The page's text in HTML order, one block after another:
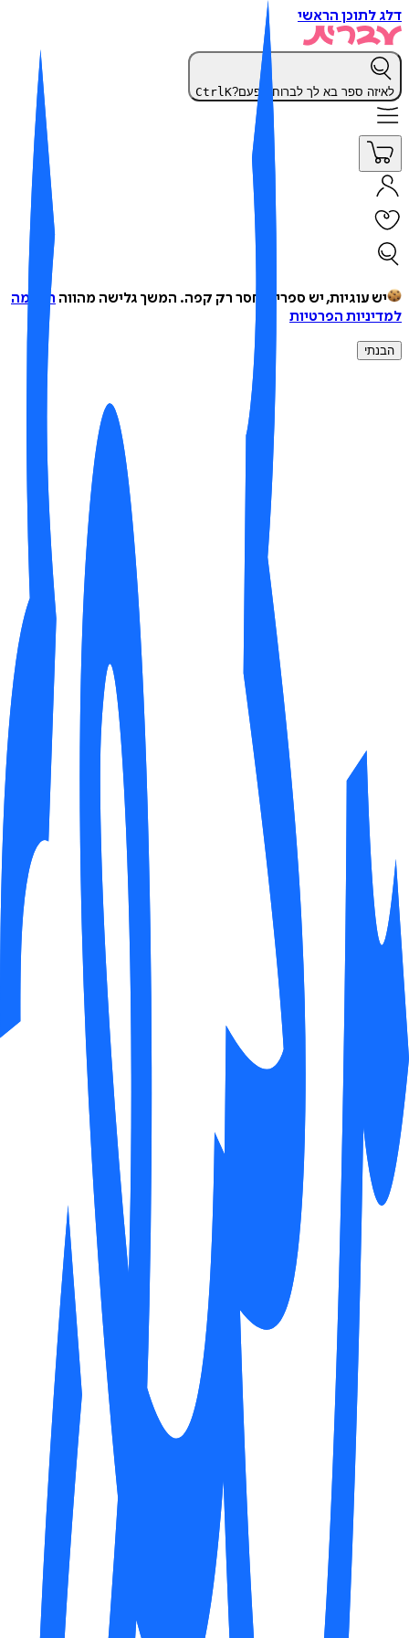
לתוכן הראשי
ספר בא לך לברוח הפעם? CtrlK
יש עוגיות, יש ספרים, חסר רק קפה.המשך גלישה מהווההסכמה
הפרטיות